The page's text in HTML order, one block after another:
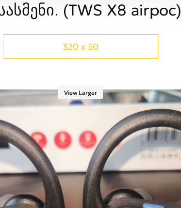
(TWS X8 airpoc)
320 x 50
View Larger